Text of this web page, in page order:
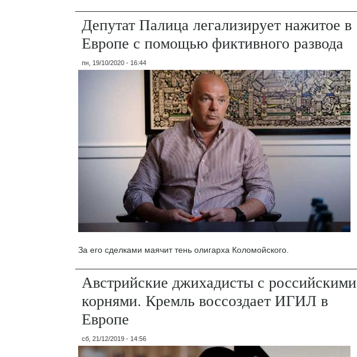
Депутат Палица легализирует нажитое в
Европе с помощью фиктивного развода
пн, 19/10/2020 - 16:44
За его сделками маячит тень олигарха Коломойского.
Австрийские джихадисты с российскими
корнями. Кремль воссоздает ИГИЛ в
Европе
сб, 21/12/2019 - 14:56